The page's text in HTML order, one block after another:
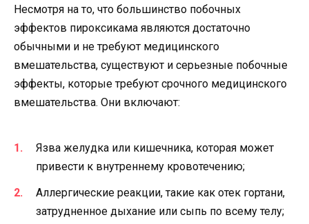
Несмотря на то, что большинство побочных
эффектов пироксикама являются достаточно
обычными и не требуют медицинского
вмешательства, существуют и серьезные побочные
эффекты, которые требуют срочного медицинского
вмешательства. Они включают:
Язва желудка или кишечника, которая может
привести к внутреннему кровотечению;
Аллергические реакции, такие как отек гортани,
затрудненное дыхание или сыпь по всему телу;